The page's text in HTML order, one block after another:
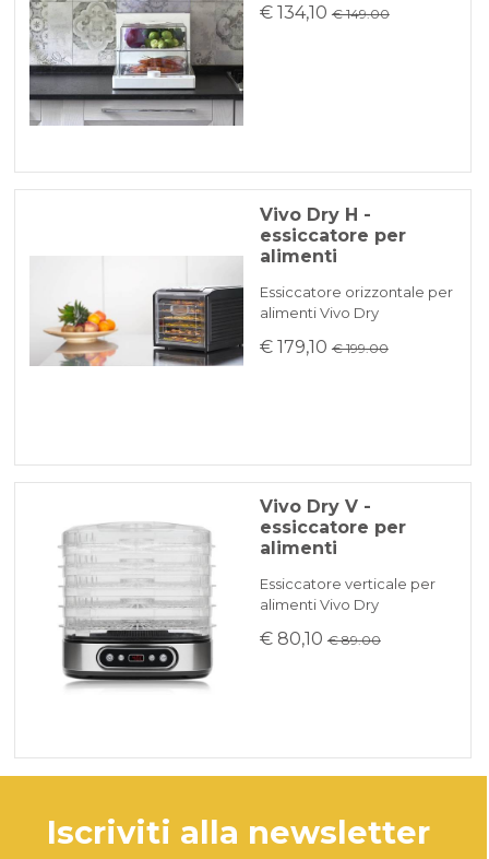
€ 134,10 € 149.00
Vivo Dry H -
essiccatore per
alimenti
Essiccatore orizzontale per
alimenti Vivo Dry
€ 179,10 € 199.00
Vivo Dry V -
essiccatore per
alimenti
Essiccatore verticale per
alimenti Vivo Dry
€ 80,10 € 89.00
iscriviti alla newsletter